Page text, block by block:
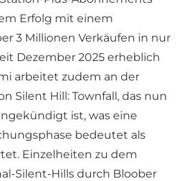
Erfolg mit einem
3 Millionen Verkäufen in nur
Dezember 2025 erheblich
arbeitet zudem an der
Silent Hill: Townfall, das nun
ist, was eine
bedeutet als
Einzelheiten zu dem
Silent-Hills durch Bloober